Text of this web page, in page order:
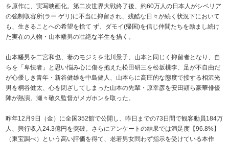
を原作に、実写映画化。第二次世界大戦終了後、約60万人の日本人がシベリア
の強制収容所(ラー ゲリ)に不当に抑留され、残酷な日々が続く状況下において
も、生きることへの希望を捨て ず、ダモイ(帰国)を信じ仲間たちを励まし続け
た実在の人物・山本幡男の壮絶な半生を描く。
山本幡男を二宮和也、妻のモジミを北川景子、山本と同じく抑留者となり、自
らを「卑怯者」と思い悩み心に傷を抱えた松田研三を松坂桃李、足が不自由だ
が心優しき青年・新谷健雄を中島健人、山本らに高圧的な態度で接する相沢光
男を桐谷健太、心を閉ざしてしまった山本の先輩・原幸彦を安田顕ら豪華俳優
陣が熱演。瀬々敬久監督がメガホンを取った。
昨年12月9日（金）に全国352館で公開し、昨日までの73日間で観客動員184万
人、興行収入24.3億円を突破。さらにアンケートの結果では満足度【96.8%】
（東宝調べ）という高い評価を得て、老若男女問わず指示を受けている本作